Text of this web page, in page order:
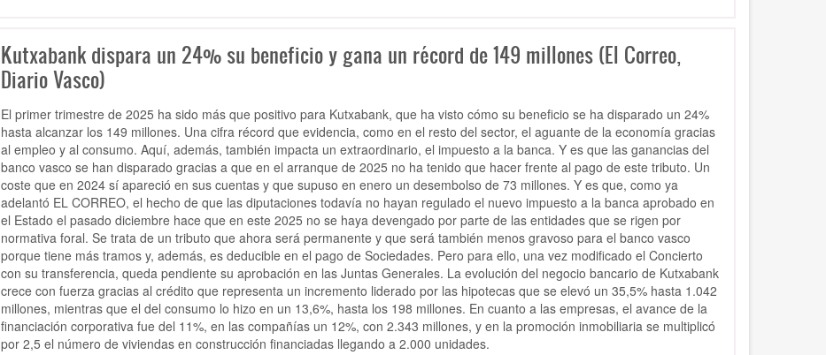
Kutxabank dispara un 24% su beneficio y gana un récord de 149 millones (El Correo,
Diario Vasco)
El primer trimestre de 2025 ha sido más que positivo para Kutxabank, que ha visto cómo su beneficio se ha disparado un 24%
hasta alcanzar los 149 millones. Una cifra récord que evidencia, como en el resto del sector, el aguante de la economía gracias
al empleo y al consumo. Aquí, además, también impacta un extraordinario, el impuesto a la banca. Y es que las ganancias del
banco vasco se han disparado gracias a que en el arranque de 2025 no ha tenido que hacer frente al pago de este tributo. Un
coste que en 2024 sí apareció en sus cuentas y que supuso en enero un desembolso de 73 millones. Y es que, como ya
adelantó EL CORREO, el hecho de que las diputaciones todavía no hayan regulado el nuevo impuesto a la banca aprobado en
el Estado el pasado diciembre hace que en este 2025 no se haya devengado por parte de las entidades que se rigen por
normativa foral. Se trata de un tributo que ahora será permanente y que será también menos gravoso para el banco vasco
porque tiene más tramos y, además, es deducible en el pago de Sociedades. Pero para ello, una vez modificado el Concierto
con su transferencia, queda pendiente su aprobación en las Juntas Generales. La evolución del negocio bancario de Kutxabank
crece con fuerza gracias al crédito que representa un incremento liderado por las hipotecas que se elevó un 35,5% hasta 1.042
millones, mientras que el del consumo lo hizo en un 13,6%, hasta los 198 millones. En cuanto a las empresas, el avance de la
financiación corporativa fue del 11%, en las compañías un 12%, con 2.343 millones, y en la promoción inmobiliaria se multiplicó
por 2,5 el número de viviendas en construcción financiadas llegando a 2.000 unidades.